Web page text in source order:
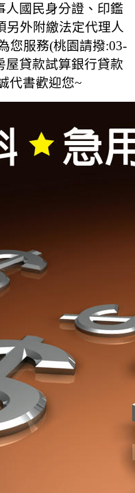
人國民身分證、印鑑
另外附繳法定代理人
您服務(桃園請撥:03-
屋貸款試算銀行貸款
代書歡迎您~